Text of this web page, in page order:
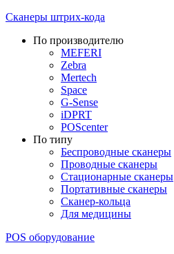
Сканеры штрих-кода
По производителю
MEFERI
Zebra
Mertech
Space
G-Sense
iDPRT
POScenter
По типу
Беспроводные сканеры
Проводные сканеры
Стационарные сканеры
Портативные сканеры
Сканер-кольца
Для медицины
POS оборудование